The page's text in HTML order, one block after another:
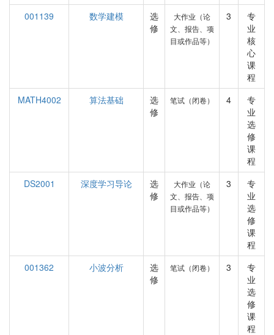
001139
数学建模
选
修
大作业（论
文、报告、项
目或作品等）
3
专
业
核
心
课
程
MATH4002
算法基础
选
修
笔试（闭卷） 4
专
业
选
修
课
程
DS2001
深度学习导论
选
修
大作业（论
文、报告、项
目或作品等）
3
专
业
选
修
课
程
001362
小波分析
选
修
笔试（闭卷） 3
专
业
选
修
课
程